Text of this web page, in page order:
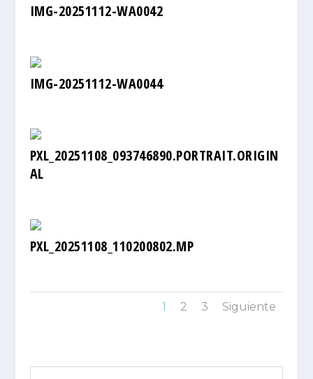
IMG-20251112-WA0042
IMG-20251112-WA0044
PXL_20251108_093746890.PORTRAIT.ORIGIN
AL
PXL_20251108_110200802.MP
1 2 3 Siguiente